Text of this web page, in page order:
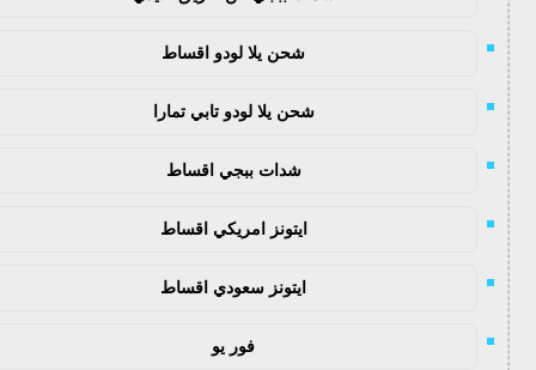
شحن يلا لودو اقساط
شحن يلا لودو تابي تمارا
شدات ببجي اقساط
ايتونز امريكي اقساط
ايتونز سعودي اقساط
فور يو